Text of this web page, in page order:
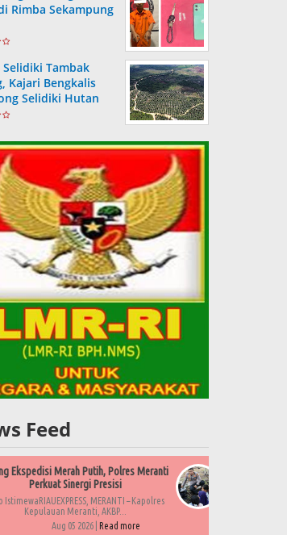
Rimba Sekampung
Selidiki Tambak
Kajari Bengkalis
Selidiki Hutan
Jadi Kebun Sawit
Feed
Ekspedisi Merah Putih, Polres Meranti
Perkuat Sinergi Presisi
IstimewaRIAUEXPRESS, MERANTI – Kapolres
Kepulauan Meranti, AKBP...
Aug 05 2026 | Read more